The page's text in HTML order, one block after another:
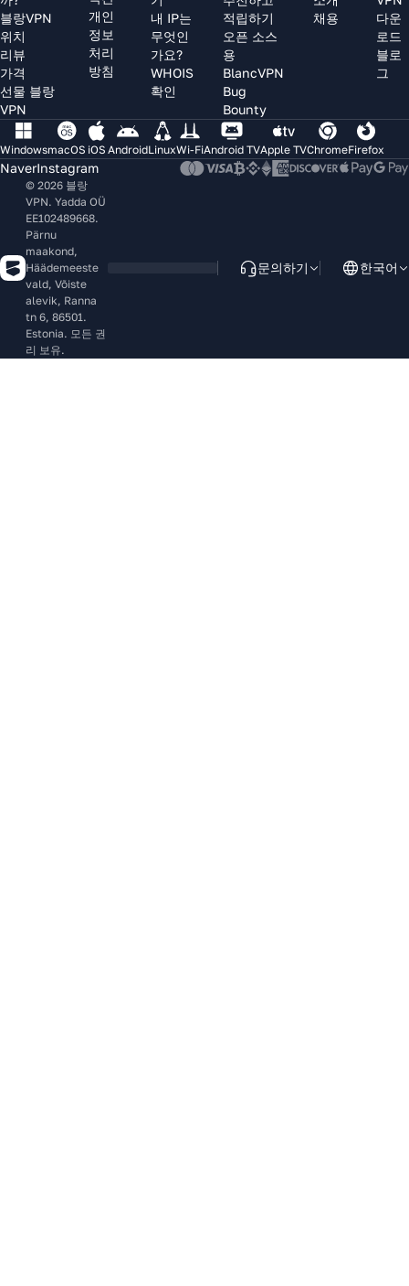
블랑VPN
위치
리뷰
가격
선물 블랑
VPN
개인
정보
처리
방침
내 IP는
무엇인
가요?
WHOIS
확인
적립하기
오픈 소스
용
BlancVPN
Bug
Bounty
채용
다운
로드
블로
그
WindowsmacOS iOS AndroidLinuxWi-FiAndroid TVApple TVChromeFirefox
NaverInstagram
© 2026 블랑
VPN. Yadda OÜ
EE102489668.
Pärnu
maakond,
Häädemeeste
vald, Võiste
alevik, Ranna
tn 6, 86501.
Estonia. 모든 권
리 보유.
문의하기 한국어